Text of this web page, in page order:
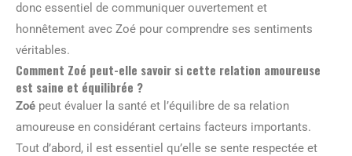
donc essentiel de communiquer ouvertement et
honnêtement avec Zoé pour comprendre ses sentiments
véritables.
Comment Zoé peut-elle savoir si cette relation amoureuse
est saine et équilibrée ?
Zoé peut évaluer la santé et l’équilibre de sa relation
amoureuse en considérant certains facteurs importants.
Tout d’abord, il est essentiel qu’elle se sente respectée et